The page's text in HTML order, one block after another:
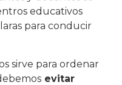
educativos
para conducir
sirve para ordenar
evitar